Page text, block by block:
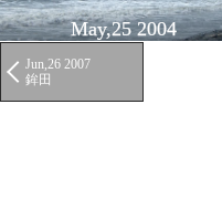
May,25 2004
Jun,26 2007
鉾田